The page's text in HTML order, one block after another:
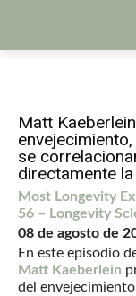
Matt
se
directamente
Most Longevity
56 – Longevity
08 de agosto de
En este episodio
Matt Kaeberlein
del